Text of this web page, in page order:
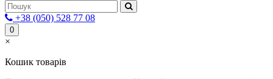
+38 (050) 528 77 08
0
×
Кошик товарів